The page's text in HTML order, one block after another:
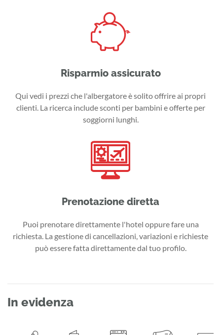
Risparmio assicurato
Qui vedi i prezzi che l'albergatore è solito offrire ai propri
clienti. La ricerca include sconti per bambini e offerte per
soggiorni lunghi.
Prenotazione diretta
Puoi prenotare direttamente l'hotel oppure fare una
richiesta. La gestione di cancellazioni, variazioni e richieste
può essere fatta direttamente dal tuo profilo.
In evidenza